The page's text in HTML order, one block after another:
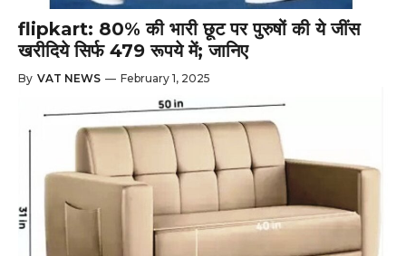
flipkart: 80% की भारी छूट पर पुरुषों की ये जींस
खरीदिये सिर्फ 479 रूपये में; जानिए
By VAT NEWS — February 1, 2025